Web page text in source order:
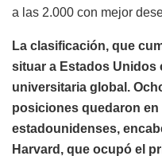
a las 2.000 con mejor
La clasificación, que
situar a Estados Unidos
universitaria global.
posiciones quedaron
estadounidenses,
Harvard, que ocupó el